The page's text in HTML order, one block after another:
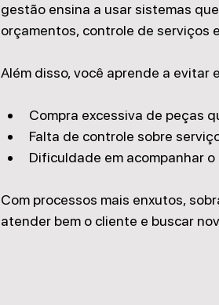
gestão ensina a usar sistemas
orçamentos, controle de serviços
Além disso, você aprende a evitar
Compra excessiva de peças
Falta de controle sobre
Dificuldade em acompanhar
Com processos mais enxutos,
atender bem o cliente e buscar